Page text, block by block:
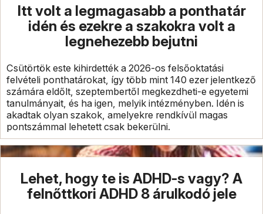
Itt volt a legmagasabb a ponthatár
idén és ezekre a szakokra volt a
legnehezebb bejutni
Csütörtök este kihirdették a 2026-os felsőoktatási
felvételi ponthatárokat, így több mint 140 ezer jelentkező
számára eldőlt, szeptembertől megkezdheti-e egyetemi
tanulmányait, és ha igen, melyik intézményben. Idén is
akadtak olyan szakok, amelyekre rendkívül magas
pontszámmal lehetett csak bekerülni.
Lehet, hogy te is ADHD-s vagy? A
felnőttkori ADHD 8 árulkodó jele